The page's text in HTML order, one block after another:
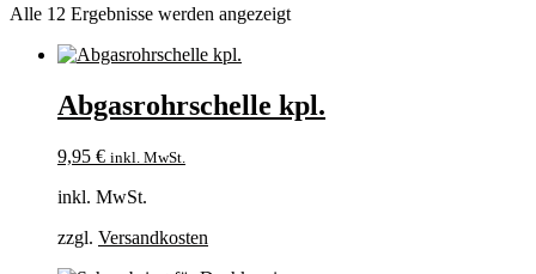
Alle 12 Ergebnisse werden angezeigtNach
Abgasrohrschelle kpl.
9,95 € inkl. MwSt.
inkl. MwSt.
zzgl. Versandkosten